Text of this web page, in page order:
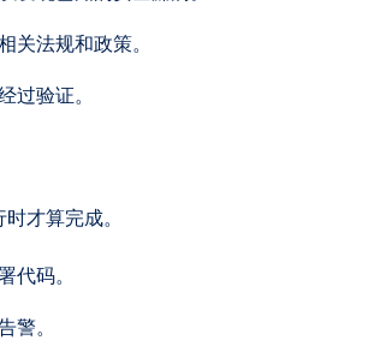
关法规和政策。
过验证。
才算完成。
代码。
警。